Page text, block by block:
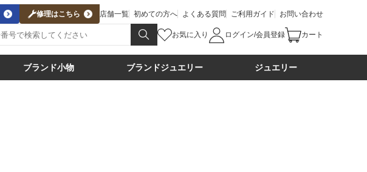
修理はこちら 店舗一覧 初めての方へ よくある質問 ご利用ガイド お問い合わせ
お気に入り ログイン/会員登録 カート
ブランド小物 ブランドジュエリー ジュエリー